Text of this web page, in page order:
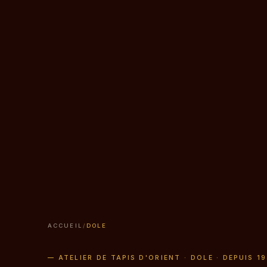
ACCUEIL / DOLE
— ATELIER DE TAPIS D'ORIENT · DOLE · DEPUIS